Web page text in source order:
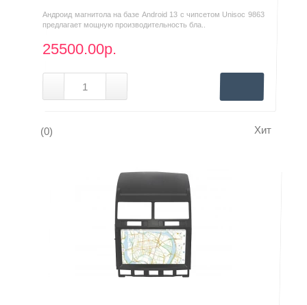
Андроид магнитола на базе Android 13 с чипсетом Unisoc 9863
предлагает мощную производительность бла..
25500.00р.
(0) Хит